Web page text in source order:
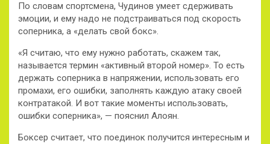
По словам спортсмена, Чудинов умеет сдерживать
эмоции, и ему надо не подстраиваться под скорость
соперника, а «делать свой бокс».
«Я считаю, что ему нужно работать, скажем так,
называется термин «активный второй номер». То есть
держать соперника в напряжении, использовать его
промахи, его ошибки, заполнять каждую атаку своей
контратакой. И вот такие моменты использовать,
ошибки соперника», — пояснил Алоян.
Боксер считает, что поединок получится интересным и